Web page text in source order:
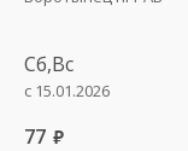
Сб,Вс
с 15.01.2026
77 руб.